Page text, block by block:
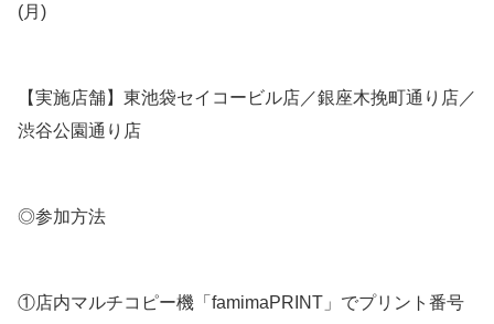
(月)
【実施店舗】東池袋セイコービル店／銀座木挽町通り店／
渋谷公園通り店
◎参加方法
①店内マルチコピー機「famimaPRINT」でプリント番号